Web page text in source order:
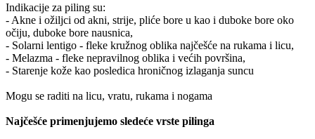
Indikacije za piling su:
- Akne i ožiljci od akni, strije, pliće bore u kao i duboke bore oko
očiju, duboke bore nausnica,
- Solarni lentigo - fleke kružnog oblika najčešće na rukama i licu,
- Melazma - fleke nepravilnog oblika i većih površina,
- Starenje kože kao posledica hroničnog izlaganja suncu
Mogu se raditi na licu, vratu, rukama i nogama
Najčešće primenjujemo sledeće vrste pilinga